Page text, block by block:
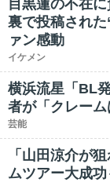
目黒蓮の不在
裏で投稿され
ァン感動
イケメン
横浜流星「BL
者が「クレー
芸能
「山田涼介が
ムツアー大成